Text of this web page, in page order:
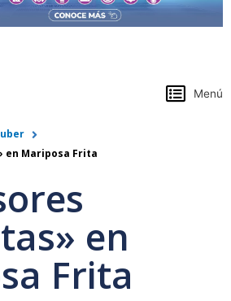
Menú
en Mariposa Frita
en
Frita